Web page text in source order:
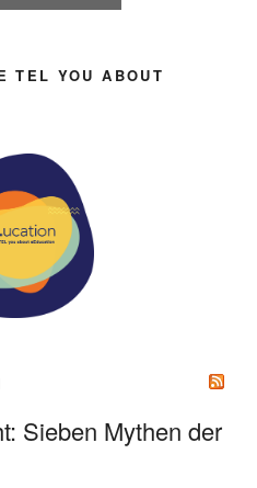
TEL YOU ABOUT
Sieben Mythen der